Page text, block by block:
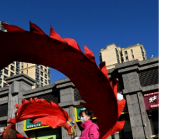
BRL 5.892665
BSD 1.156009
BTN 110.002458
BWP 15.603659
BYN 3.442252
BYR 22660.520413
BZD 2.324924
CAD 1.611493